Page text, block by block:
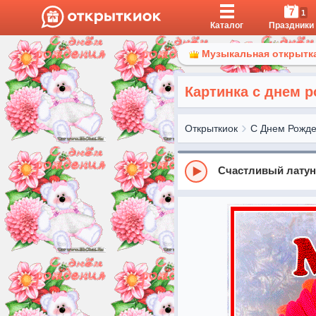
Каталог
7 1
Праздники
Музыкальная
Картинка с днем
Открыткиок С Днем
Счастливый